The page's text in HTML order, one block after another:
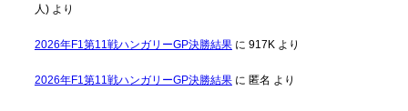
人)より
2026年F1第11戦ハンガリーGP決勝結果に 917Kより
2026年F1第11戦ハンガリーGP決勝結果に 匿名 より